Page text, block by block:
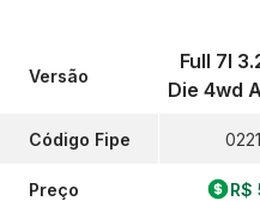
Versão
Código Fipe
Preço
Full 7l
Die 4wd
R$